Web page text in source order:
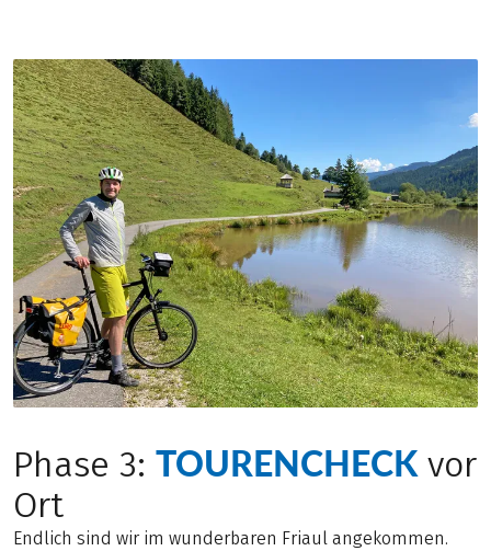
Phase 3: TOURENCHECKvor
Ort
Endlich sind wir im wunderbaren Friaul angekommen.